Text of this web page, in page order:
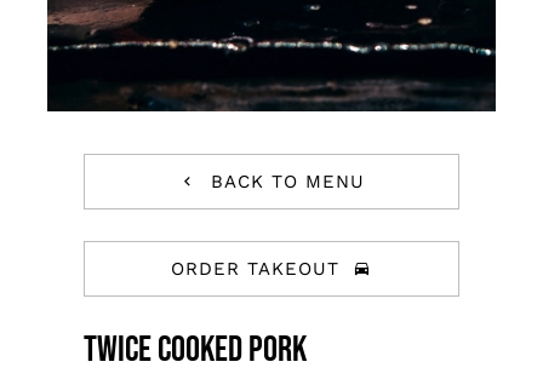
BACK TO MENU
ORDER TAKEOUT
Twice Cooked Pork